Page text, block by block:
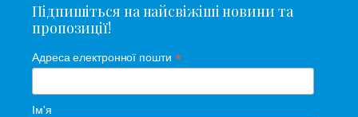
Підпишіться на найсвіжіші новини та
пропозиції!
Адреса електронної пошти *
Ім'я